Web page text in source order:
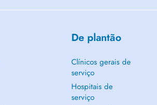
De plantão
Clínicos gerais de
serviço
Hospitais de
serviço